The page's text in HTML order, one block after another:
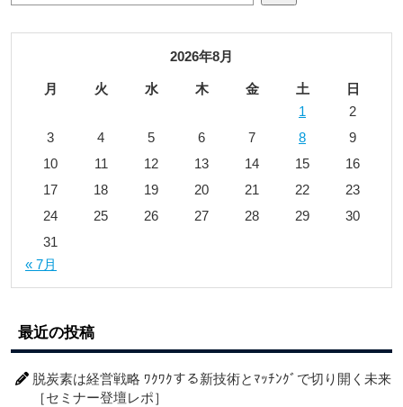
2026年8月
月 火 水 木 金 土
日
1
2
3
4 5 6 7 8
9
10
11 12 13 14 15
16
17
18 19 20 21 22
23
24
25 26 27 28 29
30
31
« 7月
最近の投稿
脱炭素は経営戦略 ﾜｸﾜｸする新技術とﾏｯﾁﾝｸﾞで切り開く未来
［セミナー登壇レポ］